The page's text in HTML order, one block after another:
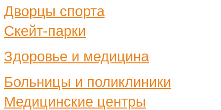
Дворцы спорта
Скейт-парки
Здоровье и медицина
Больницы и поликлиники
Медицинские центры